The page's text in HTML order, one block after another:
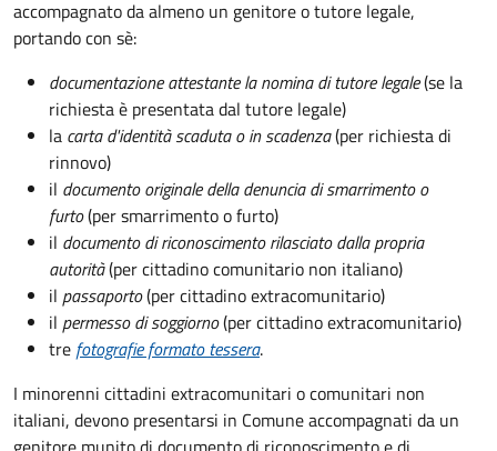
accompagnato da almeno un genitore o tutore legale,
portando con sè:
documentazione attestante la nomina di tutore legale(se la
richiesta è presentata dal tutore legale)
la carta d'identità scaduta o in scadenza(per richiesta di
rinnovo)
il documento originale della denuncia di smarrimento o
furto(per smarrimento o furto)
il documento di riconoscimento rilasciato dalla propria
autorità(per cittadino comunitario non italiano)
il passaporto(per cittadino extracomunitario)
il permesso di soggiorno(per cittadino extracomunitario)
tre fotografie formato tessera.
I minorenni cittadini extracomunitari o comunitari non
italiani, devono presentarsi in Comune accompagnati da un